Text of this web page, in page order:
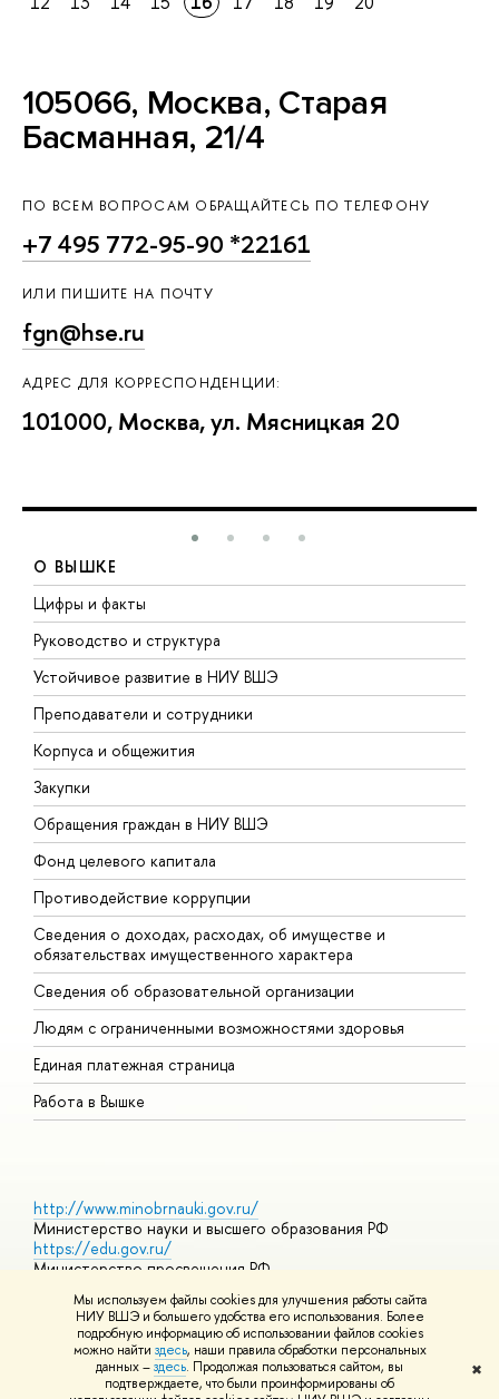
Мы используем файлы cookies для улучшения работы сайта
НИУ ВШЭ и большего удобства его использования. Более
подробную информацию об использовании файлов cookies
можно найти здесь, наши правила обработки персональных
данных –здесь. Продолжая пользоваться сайтом, вы
подтверждаете, что были проинформированы об
✖
105066, Москва, Старая
Басманная, 21/4
ПО ВСЕМ ВОПРОСАМ ОБРАЩАЙТЕСЬ ПО ТЕЛЕФОНУ
+7 495 772-95-90 *22161
ИЛИ ПИШИТЕ НА ПОЧТУ
fgn@hse.ru
АДРЕС ДЛЯ КОРРЕСПОНДЕНЦИИ:
101000, Москва, ул. Мясницкая 20
О ВЫШКЕ
Цифры и факты
Руководство и структура
Устойчивое развитие в НИУ ВШЭ
Преподаватели и сотрудники
Корпуса и общежития
Закупки
Обращения граждан в НИУ ВШЭ
Фонд целевого капитала
Противодействие коррупции
Сведения о доходах, расходах, об имуществе и
обязательствах имущественного характера
Сведения об образовательной организации
Людям с ограниченными возможностями здоровья
Единая платежная страница
Работа в Вышке
http://www.minobrnauki.gov.ru/
Министерство науки и высшего образования РФ
https://edu.gov.ru/
Министерство просвещения РФ
https://elearning.hse.ru/mooc
Массовые открытые онлайн-курсы
© НИУ ВШЭ 1993–2026 Адреса и контактыУсловия
использования материалов Политика конфиденциальности